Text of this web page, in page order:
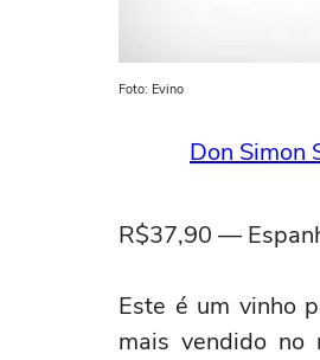
Foto: Evino
Don Simon
R$37,90 —
Este é um vinho
mais vendido no